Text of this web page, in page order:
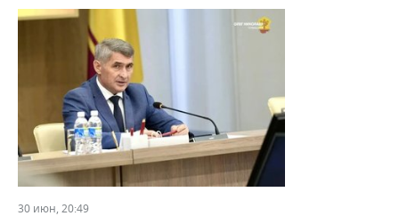
30 июн, 20:49